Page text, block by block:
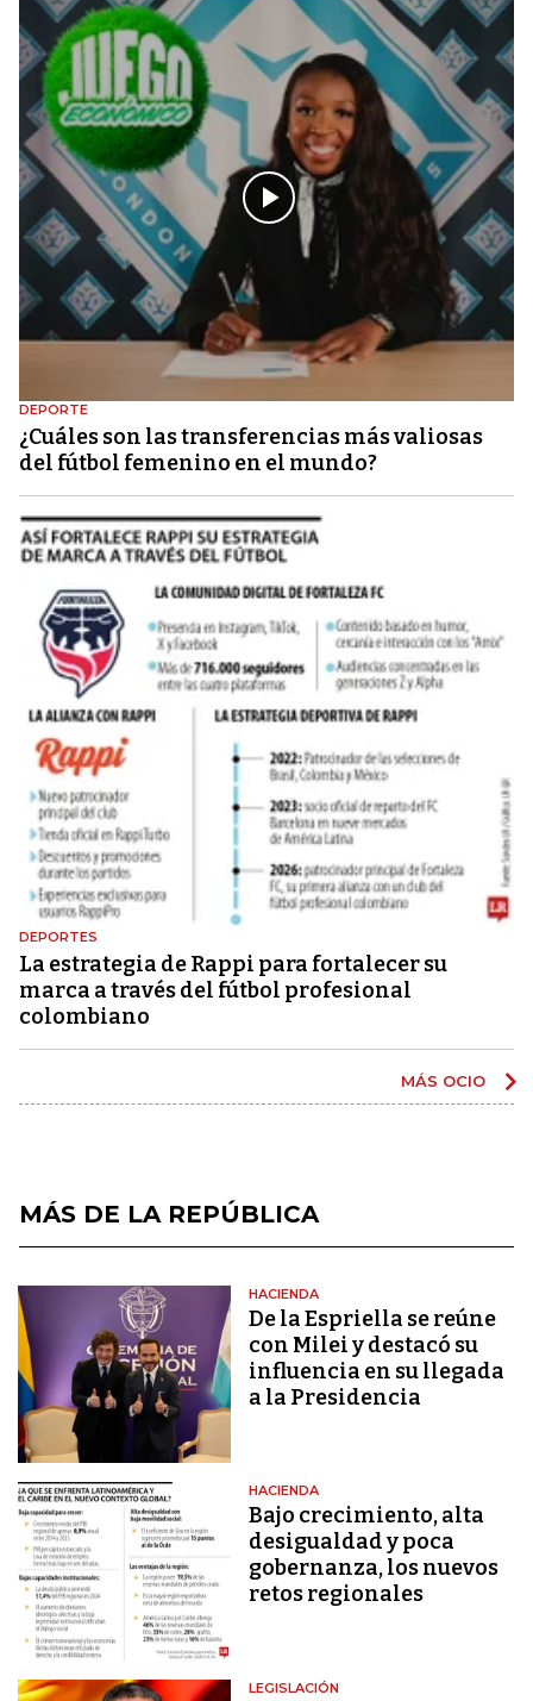
DEPORTE
¿Cuáles son las transferencias más valiosas
del fútbol femenino en el mundo?
DEPORTES
La estrategia de Rappi para fortalecer su
marca a través del fútbol profesional
colombiano
MÁS OCIO
MÁS DE LA REPÚBLICA
HACIENDA
De la Espriella se reúne
con Milei y destacó su
influencia en su llegada
a la Presidencia
HACIENDA
Bajo crecimiento, alta
desigualdad y poca
gobernanza, los nuevos
retos regionales
LEGISLACIÓN